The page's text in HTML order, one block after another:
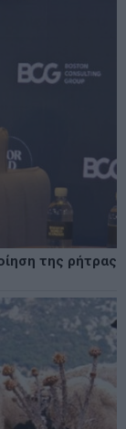
της ρήτρας